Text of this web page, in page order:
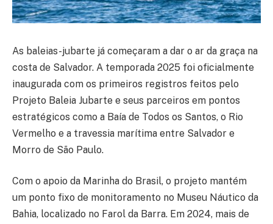
As baleias-jubarte já começaram a dar o ar da graça na
costa de Salvador. A temporada 2025 foi oficialmente
inaugurada com os primeiros registros feitos pelo
Projeto Baleia Jubarte e seus parceiros em pontos
estratégicos como a Baía de Todos os Santos, o Rio
Vermelho e a travessia marítima entre Salvador e
Morro de São Paulo.
Com o apoio da Marinha do Brasil, o projeto mantém
um ponto fixo de monitoramento no Museu Náutico da
Bahia, localizado no Farol da Barra. Em 2024, mais de